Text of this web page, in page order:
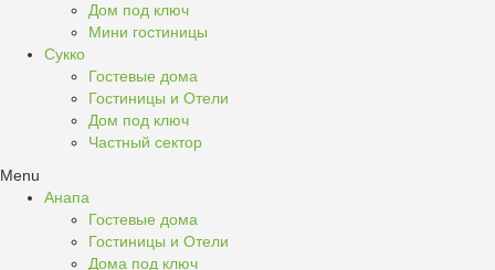
Дом под ключ
Мини гостиницы
Сукко
Гостевые дома
Гостиницы и Отели
Дом под ключ
Частный сектор
Menu
Анапа
Гостевые дома
Гостиницы и Отели
Дома под ключ